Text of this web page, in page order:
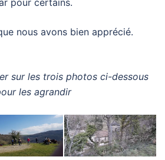
pour certains.
nous avons bien apprécié.
sur les trois photos ci-dessous
les agrandir